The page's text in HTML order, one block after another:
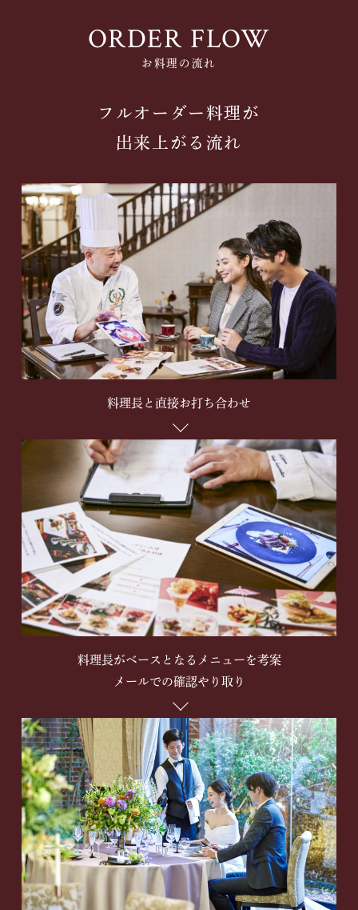
ORDER FLOW
お料理の流れ
フルオーダー料理が
出来上がる流れ
料理長と直接お打ち合わせ
料理長がベースとなるメニューを考案
メールでの確認やり取り